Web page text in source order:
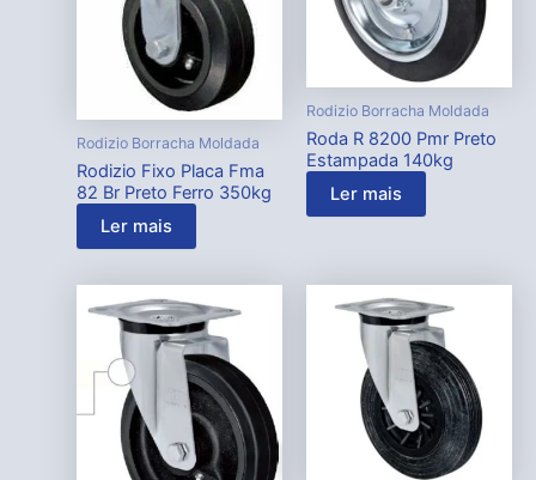
Rodizio Borracha Moldada
Rodizio Fixo Placa Fma
82 Br Preto Ferro 350kg
Ler mais
Rodizio Borracha Moldada
Roda R 8200 Pmr Preto
Estampada 140kg
Ler mais